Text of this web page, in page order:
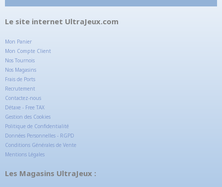
Le site internet UltraJeux.com
Mon Panier
Mon Compte Client
Nos Tournois
Nos Magasins
Frais de Ports
Recrutement
Contactez-nous
Détaxe - Free TAX
Gestion des Cookies
Politique de Confidentialité
Données Personnelles - RGPD
Conditions Générales de Vente
Mentions Légales
Les Magasins UltraJeux :